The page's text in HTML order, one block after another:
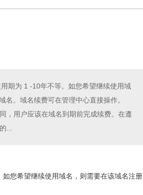
期为 1 -10年不等。如您希望继续使用域
。域名续费可在管理中心直接操作。
，用户应该在域名到期前完成续费。在遵
...
您希望继续使用域名，则需要在该域名注册